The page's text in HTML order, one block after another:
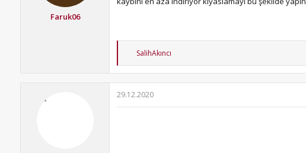
Faruk06
T
p
l
e
SalihAkıncı
29.12.2020